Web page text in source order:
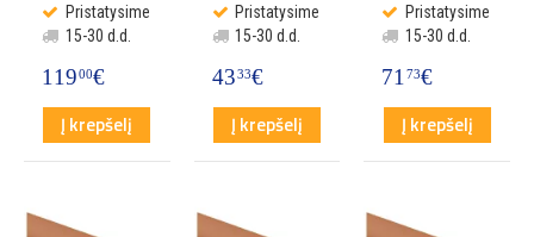
Pristatysime
15-30 d.d.
11900€
Į krepšelį
Pristatysime
15-30 d.d.
4333€
Į krepšelį
Pristatysime
15-30 d.d.
71 73€
Į krepšelį